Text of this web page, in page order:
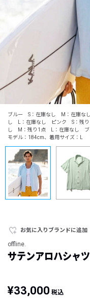
ブルー S：在庫なし M：在庫
し L：在庫なし ピンク S：残
し M：残り1点 L：在庫なし ブ
モデル：184cm、着用サイズ：L
お気に入りブランドに追加
offline.
サテンアロハシャツ
¥33,000 税込